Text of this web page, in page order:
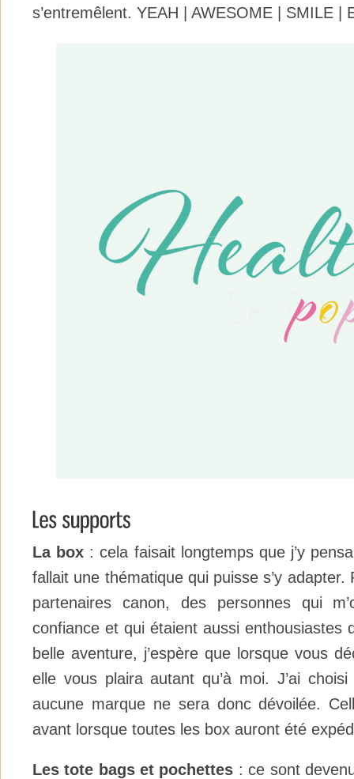
s’entremêlent. YEAH | AWESOME | SMILE
La box : cela faisait longtemps que j’y
fallait une thématique qui puisse s’y adapter.
partenaires canon, des personnes qui
confiance et qui étaient aussi enthousiastes
belle aventure, j’espère que lorsque vous
elle vous plaira autant qu’à moi. J’ai
aucune marque ne sera donc dévoilée.
avant lorsque toutes les box auront été
Les tote bags et pochettes : ce sont